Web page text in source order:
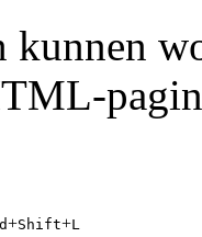
kunnen
+Shift+L